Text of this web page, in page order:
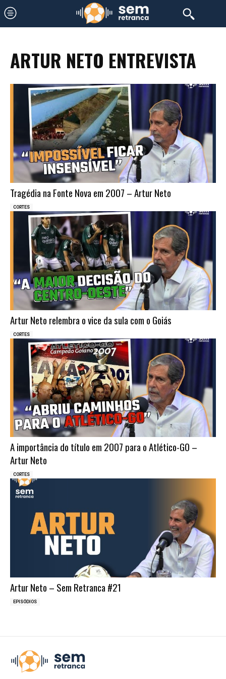
ARTUR NETO ENTREVISTA
Tragédia na Fonte Nova em 2007 – Artur Neto
CORTES
Artur Neto relembra o vice da sula com o Goiás
CORTES
A importância do título em 2007 para o Atlético-GO –
Artur Neto
CORTES
Artur Neto – Sem Retranca #21
EPISÓDIOS